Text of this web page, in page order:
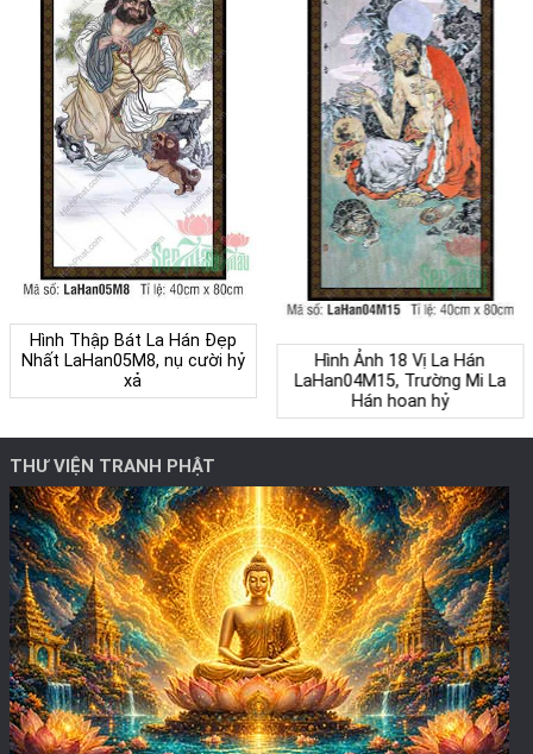
Hình Thập Bát La Hán Đẹp
Nhất LaHan05M8, nụ cười hỷ
xả
Hình Ảnh 18 Vị La Hán
LaHan04M15, Trường Mi La
Hán hoan hỷ
THƯ VIỆN TRANH PHẬT